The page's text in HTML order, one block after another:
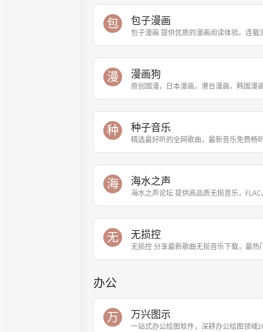
包 包子漫画
包子漫画 提供优质的漫画阅读体验。连载
漫 漫画狗
原创国漫，日本漫画，港台漫画，韩国漫
种 种子音乐
精选最好听的全网歌曲，最新音乐免费畅
海 海水之声
海水之声论坛 提供高品质无损音乐，FLAC
无 无损控
无损控 分享最新歌曲无损音乐下载，最热
办公
万 万兴图示
一站式办公绘图软件，深耕办公绘图领域